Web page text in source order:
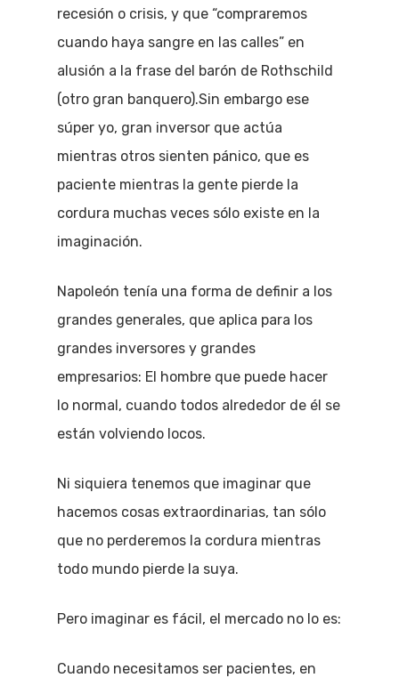
recesión o crisis, y que “compraremos
cuando haya sangre en las calles” en
alusión a la frase del barón de Rothschild
(otro gran banquero).Sin embargo ese
súper yo, gran inversor que actúa
mientras otros sienten pánico, que es
paciente mientras la gente pierde la
cordura muchas veces sólo existe en la
imaginación.
Napoleón tenía una forma de definir a los
grandes generales, que aplica para los
grandes inversores y grandes
empresarios: El hombre que puede hacer
lo normal, cuando todos alrededor de él se
están volviendo locos.
Ni siquiera tenemos que imaginar que
hacemos cosas extraordinarias, tan sólo
que no perderemos la cordura mientras
todo mundo pierde la suya.
Pero imaginar es fácil, el mercado no lo es:
Cuando necesitamos ser pacientes, en